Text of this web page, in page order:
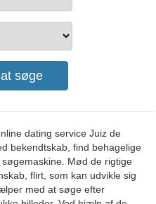
dating service Juiz de
bekendtskab, find behagelige
Mød de rigtige
flirt, som kan udvikle sig
med at søge efter